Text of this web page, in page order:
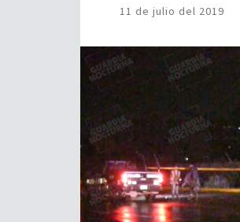
11 de julio del 2019